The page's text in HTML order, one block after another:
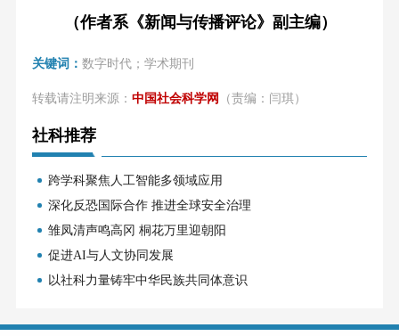
（作者系《新闻与传播评论》副主编）
关键词： 数字时代；学术期刊
转载请注明来源： 中国社会科学网 （责编：闫琪）
社科推荐
跨学科聚焦人工智能多领域应用
深化反恐国际合作 推进全球安全治理
雏凤清声鸣高冈 桐花万里迎朝阳
促进AI与人文协同发展
以社科力量铸牢中华民族共同体意识